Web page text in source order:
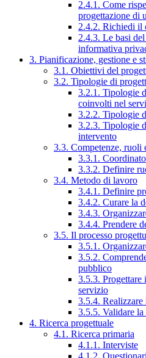
2.4.1. Come
progettazione di
2.4.2. Richiedi il
2.4.3. Le basi
informativa
3. Pianificazione, gestione e
3.1. Obiettivi del
3.2. Tipologie di
3.2.1. Tipologie
coinvolti nel
3.2.2. Tipologie
3.2.3. Tipologie
intervento
3.3. Competenze, ruoli
3.3.1.
3.3.2. Definire
3.4. Metodo di lavoro
3.4.1. Definire
3.4.2. Curare la
3.4.3.
3.4.4. Prendere
3.5. Il processo
3.5.1.
3.5.2.
pubblico
3.5.3. Progettare
servizio
3.5.4. Realizzare
3.5.5. Validare la
4. Ricerca progettuale
4.1. Ricerca primaria
4.1.1. Interviste
4.1.2. Questionari